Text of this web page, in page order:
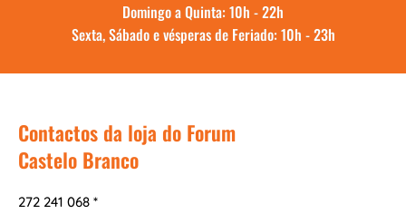
Domingo a Quinta: 10h - 22h
Sexta, Sábado e vésperas de Feriado: 10h - 23h
Contactos da loja do Forum
Castelo Branco
272 241 068 *